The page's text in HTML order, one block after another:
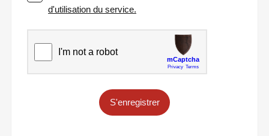
d'utilisation du service.
S'enregistrer